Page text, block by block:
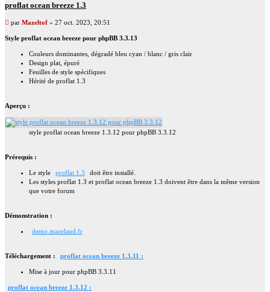
proflat ocean breeze 1.3
Message
lu
par Mazeltof » 27 oct. 2023, 20:51
Style proflat ocean breeze pour phpBB 3.3.13
Couleurs dominantes, dégradé bleu cyan / blanc / gris clair
Design plat, épuré
Feuilles de style spécifiques
Hérité de proflat 1.3
Aperçu :
style proflat ocean breeze 1.3.12 pour phpBB 3.3.12
Prérequis :
Le style proflat 1.3
doit être installé.
Les styles proflat 1.3 et proflat ocean breeze 1.3 doivent être dans la même version
que votre forum
Démonstration :
demo.mazeland.fr
Téléchargement : proflat ocean breeze 1.3.11 :
Mise à jour pour phpBB 3.3.11
proflat ocean breeze 1.3.12 :